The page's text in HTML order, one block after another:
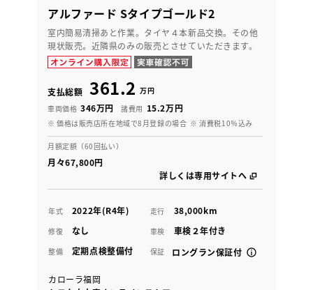
アルファード Sタイプゴールド2
室内簡易清掃あと作業。タイヤ４本新品交換。その他
現状販売。近隣県のみの販売とさせていただきます。
支払総額 361.2 万円
車両価格 346万円 諸費用 15.2万円
※ 価格は販売店所在地域で8月登録の場合 ※ 消費税10％込み
月額定額（60回払い）
月々67,800円
詳しくは専用サイトへ
年式 2022年(R4年) 走行 38,000km
修復 なし 車検 車検２年付き
整備 定期点検整備付 保証 ロングラン保証付
カローラ福岡